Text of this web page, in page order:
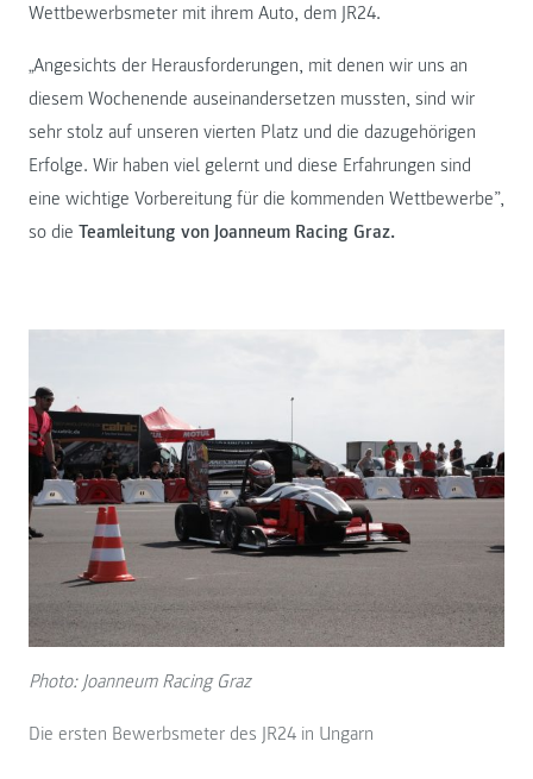
Wettbewerbsmeter mit ihrem Auto, dem JR24.
„Angesichts der Herausforderungen, mit denen wir uns an
diesem Wochenende auseinandersetzen mussten, sind wir
sehr stolz auf unseren vierten Platz und die dazugehörigen
Erfolge. Wir haben viel gelernt und diese Erfahrungen sind
eine wichtige Vorbereitung für die kommenden Wettbewerbe”,
so die Teamleitung von Joanneum Racing Graz.
Photo: Joanneum Racing Graz
Die ersten Bewerbsmeter des JR24 in Ungarn